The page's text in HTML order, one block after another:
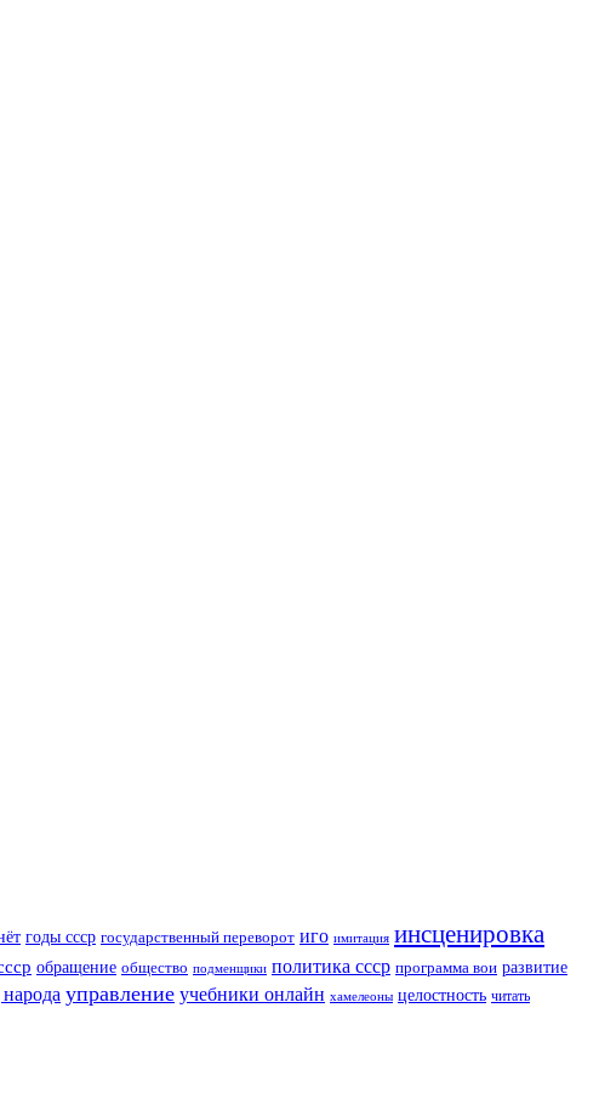
годы ссср государственный переворот иго имитация инсценировка
обращение общество подменщики политика ссср программа вои развитие
народа управление учебники онлайн хамелеоны целостность читать